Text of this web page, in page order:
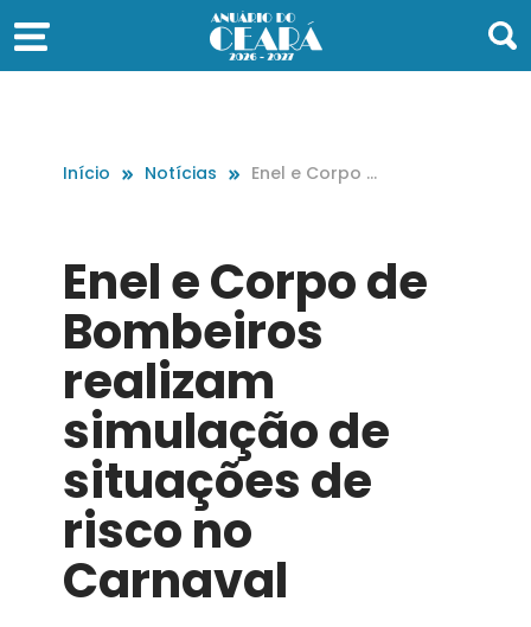
Início Notícias
Enel e Corpo d
s de risco no C
arnaval
Enel e Corpo de
Bombeiros
realizam
simulação de
situações de
risco no
Carnaval